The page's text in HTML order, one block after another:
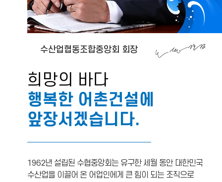
수산업협동조합중앙회 회장
희망의 바다
행복한 어촌건설에
앞장서겠습니다.
1962년 설립된 수협중앙회는 유구한 세월 동안 대한민국
수산업을 이끌어 온 어업인에게 큰 힘이 되는 조직으로